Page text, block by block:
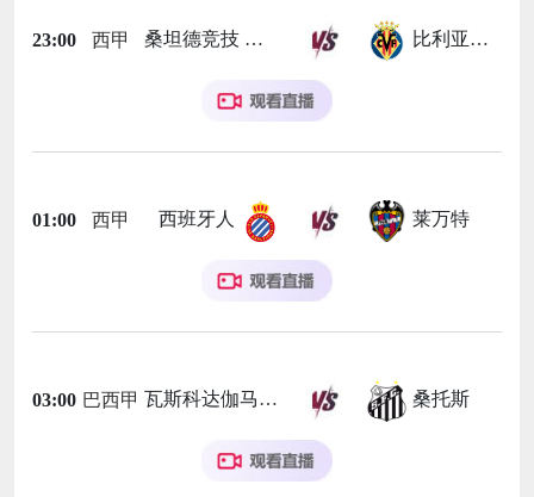
23:00 西甲 桑坦德竞技 比利亚雷亚尔
01:00 西甲 西班牙人 莱万特
03:00 巴西甲 瓦斯科达伽马 桑托斯